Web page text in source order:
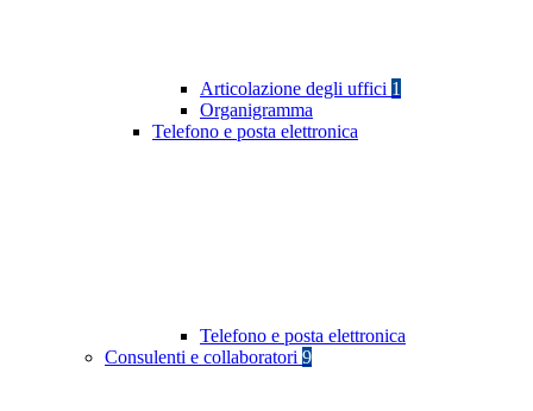
Articolazione degli uffici 1
Organigramma
Telefono e posta elettronica
Telefono e posta elettronica
Consulenti e collaboratori 9